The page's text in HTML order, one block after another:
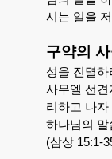
시는 일을
구약의
성을 진멸하
사무엘 선견
리하고 나자
하나님의 말
(삼상 15:1-